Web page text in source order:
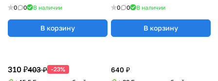
0 0 В наличии
В корзину
0 0 В наличии
В корзину
310 ₽403 ₽ -23% 640 ₽